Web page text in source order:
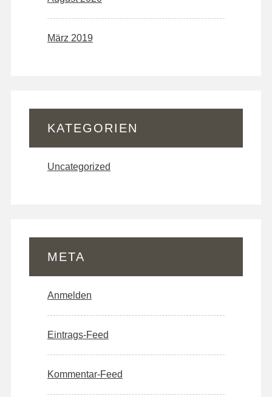
März 2019
KATEGORIEN
Uncategorized
META
Anmelden
Eintrags-Feed
Kommentar-Feed